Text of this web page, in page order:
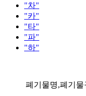
"차"
"카"
"타"
"파"
"하"
폐기물명,폐기